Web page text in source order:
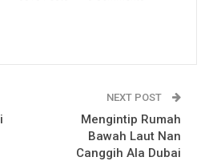
NEXT POST
Mengintip Rumah
Bawah Laut Nan
Canggih Ala Dubai